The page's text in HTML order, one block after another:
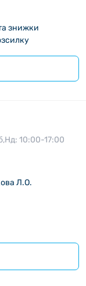
знижки
10:00-17:00
Л.О.